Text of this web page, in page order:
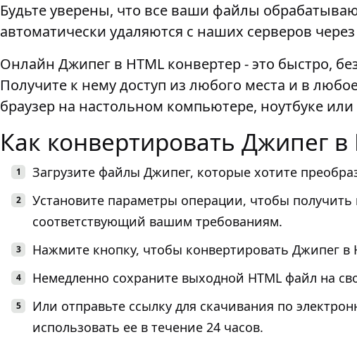
Будьте уверены, что все ваши файлы
автоматически удаляются с наших серверов через
Онлайн Джипег в HTML конвертер - это быстро,
Получите к нему доступ из любого места и в
браузер на настольном компьютере, ноутбуке
Как конвертировать Джипег
Загрузите файлы Джипег, которые хотите
Установите параметры операции, чтобы
соответствующий вашим требованиям.
Нажмите кнопку, чтобы конвертировать Джипег в
Немедленно сохраните выходной HTML файл на
Или отправьте ссылку для скачивания по
использовать ее в течение 24 часов.